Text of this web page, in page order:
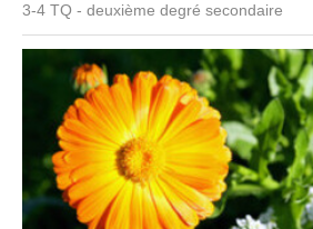
3-4 TQ - deuxième degré secondaire